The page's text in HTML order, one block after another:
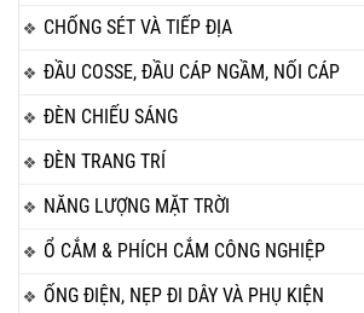
CHỐNG SÉT VÀ TIẾP ĐỊA
ĐẦU COSSE, ĐẦU CÁP NGẦM, NỐI CÁP
ĐÈN CHIẾU SÁNG
ĐÈN TRANG TRÍ
NĂNG LƯỢNG MẶT TRỜI
Ổ CẮM & PHÍCH CẮM CÔNG NGHIỆP
ỐNG ĐIỆN, NẸP ĐI DÂY VÀ PHỤ KIỆN